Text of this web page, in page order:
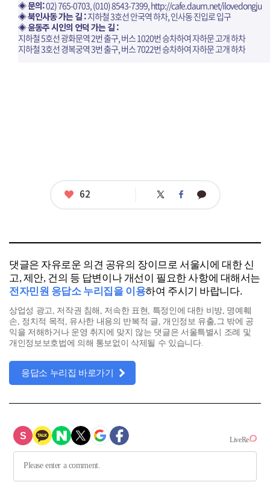
◈ 문의:02) 765-0703, (010) 8543-7399,http://cafe.daum.net/ilovedongju
◈ 북인사동 가는 길 :지하철 3호선 안국역 하차, 인사동 진입로 입구
◈ 윤동주 시인의 언덕 가는 길 :
지하철 5호선 광화문역 2번 출구, 버스 1020번 승차하여 자하문 고개 하차
지하철 3호선 경복궁역 3번 출구, 버스 7022번 승차하여 자하문 고개 하차
좋
62
트
페
카
카
댓글은 자유로운 의견 공유의 장이므로 서울시에 대한 신
고, 제안, 건의 등 답변이나 개선이 필요한 사항에 대해서는
전자민원 응답소 누리집을 이용하여 주시기 바랍니다.
상업성 광고, 저작권 침해, 저속한 표현, 특정인에 대한 비방, 명예훼
손, 정치적 목적, 유사한 내용의 반복적 글, 개인정보 유출,그 밖에 공
익을 저해하거나 운영 취지에 맞지 않는 댓글은 서울특별시 조례 및
개인정보보호법에 의해 통보없이 삭제될 수 있습니다.
응답소 누리집 바로가기